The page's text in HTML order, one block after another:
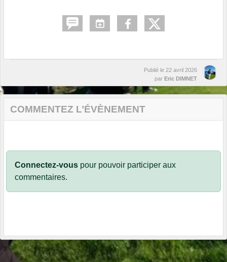
Publié le 22 avril 2026
par Eric DIMNET
COMMENTEZ L’ÉVÈNEMENT
Connectez-vous pour pouvoir participer aux
commentaires.